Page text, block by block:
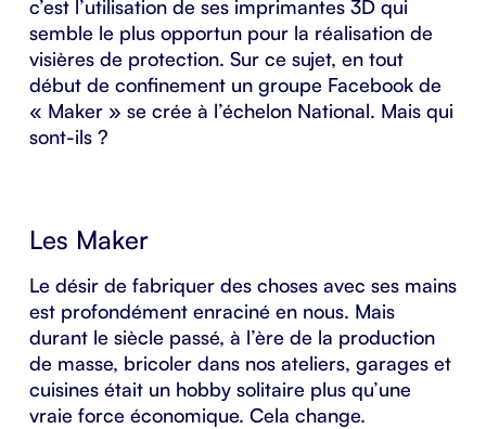
c’est l’utilisation de ses imprimantes 3D qui
semble le plus opportun pour la réalisation de
visières de protection. Sur ce sujet, en tout
début de confinement un groupe Facebook de
« Maker » se crée à l’échelon National. Mais qui
sont-ils ?
Les Maker
Le désir de fabriquer des choses avec ses mains
est profondément enraciné en nous. Mais
durant le siècle passé, à l’ère de la production
de masse, bricoler dans nos ateliers, garages et
cuisines était un hobby solitaire plus qu’une
vraie force économique. Cela change.